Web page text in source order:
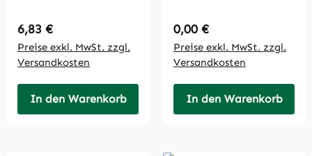
Regulärer Preis:
6,83 €
Preise exkl. MwSt. zzgl.
Versandkosten
In den Warenkorb
Regulärer Preis:
0,00 €
Preise exkl. MwSt. zzgl.
Versandkosten
In den Warenkorb